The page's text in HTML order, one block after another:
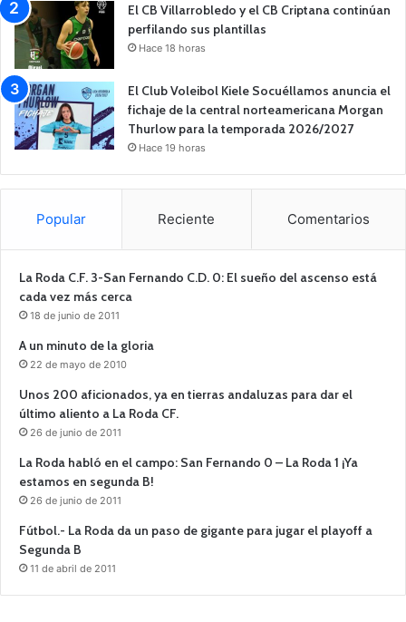
El CB Villarrobledo y el CB Criptana continúan
perfilando sus plantillas
Hace 18 horas
El Club Voleibol Kiele Socuéllamos anuncia el
fichaje de la central norteamericana Morgan
Thurlow para la temporada 2026/2027
Hace 19 horas
Popular Reciente Comentarios
La Roda C.F. 3-San Fernando C.D. 0: El sueño del ascenso está
cada vez más cerca
18 de junio de 2011
A un minuto de la gloria
22 de mayo de 2010
Unos 200 aficionados, ya en tierras andaluzas para dar el
último aliento a La Roda CF.
26 de junio de 2011
La Roda habló en el campo: San Fernando 0 – La Roda 1 ¡Ya
estamos en segunda B!
26 de junio de 2011
Fútbol.- La Roda da un paso de gigante para jugar el playoff a
Segunda B
11 de abril de 2011